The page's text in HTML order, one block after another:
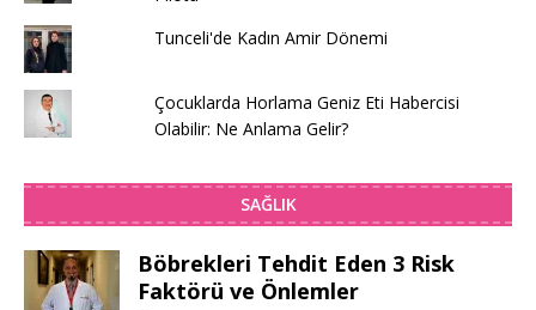
Tunceli'de Kadın Amir Dönemi
Çocuklarda Horlama Geniz Eti Habercisi
Olabilir: Ne Anlama Gelir?
SAĞLIK
Böbrekleri Tehdit Eden 3 Risk
Faktörü ve Önlemler